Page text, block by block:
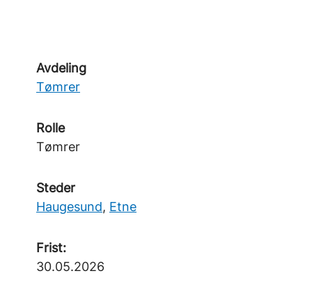
Avdeling
Tømrer
Rolle
Tømrer
Steder
Haugesund, Etne
Frist:
30.05.2026